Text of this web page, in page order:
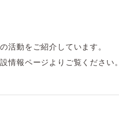
活動をご紹介しています。
情報ページよりご覧ください。